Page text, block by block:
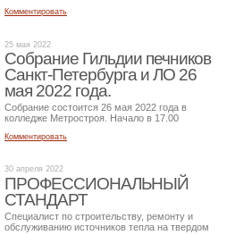
Комментировать
25 мая 2022
Собрание Гильдии печников
Санкт-Петербурга и ЛО 26
мая 2022 года.
Собрание состоится 26 мая 2022 года в
колледже Метростроя. Начало в 17.00
Комментировать
30 апреля 2022
ПРОФЕССИОНАЛЬНЫЙ
СТАНДАРТ
Специалист по строительству, ремонту и
обслуживанию источников тепла на твердом